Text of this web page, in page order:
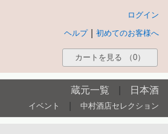
ログイン
初めてのお客様へ
ヘルプ
カートを見る （0）
蔵元一覧 日本酒
イベント 中村酒店セレクション